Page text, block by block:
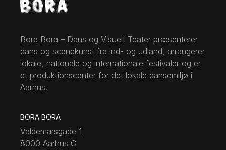
Bora Bora – Dans og Visuelt Teater præsenterer
dans og scenekunst fra ind- og udland, arrangerer
lokale, nationale og internationale festivaler og er
et produktionscenter for det lokale dansemiljø i
Aarhus.
BORA BORA
Valdemarsgade 1
8000 Aarhus C